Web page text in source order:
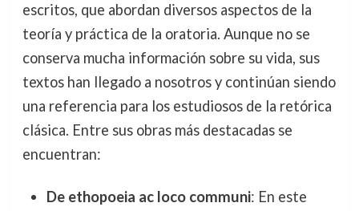
escritos, que abordan diversos aspectos de la
teoría y práctica de la oratoria. Aunque no se
conserva mucha información sobre su vida, sus
textos han llegado a nosotros y continúan siendo
una referencia para los estudiosos de la retórica
clásica. Entre sus obras más destacadas se
encuentran:
De ethopoeia ac loco communi: En este